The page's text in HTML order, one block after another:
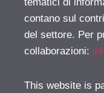
contano sul
del settore. Per
collaborazioni:
This website is